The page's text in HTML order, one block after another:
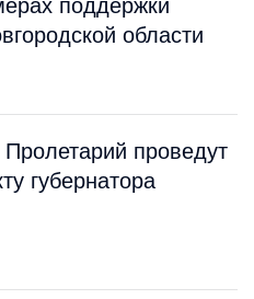
поддержки
области
проведут
губернатора